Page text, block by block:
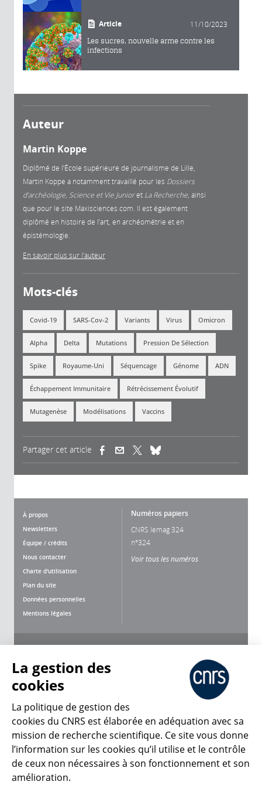
Article 11/10/2023
Les sucres, nouvelle arme contre les
infections
Auteur
Martin Koppe
Diplômé de l’École supérieure de journalisme de Lille,
Martin Koppe a notamment travaillé pour les Dossiers
d’archéologie, Science et Vie Junioret La Recherche, ainsi
que pour le site Maxisciences.com. Il est également
diplômé en histoire de l’art, en archéométrie et en
épistémologie.
En savoir plus sur l'auteur
Mots-clés
Covid-19 SARS-Cov-2 Variants Virus Omicron
Alpha Delta Mutations Pression De Sélection
Spike Royaume-Uni Séquencage Génome ADN
Échappement Immunitaire Rétrécissement Évolutif
Mutagenèse Modélisations Vaccins
Partager cet article (link is external)(link is external)
À propos
Newsletters
Équipe / crédits
Nous contacter
Charte d'utilisation
Plan du site
Données personnelles
Mentions légales
Numéros papiers
CNRS lemag 324
n°324
Voir tous les numéros
CNRS Le Mag
© 2026, CNRS
La gestion des
cookies
La politique de gestion des
cookies du CNRS est élaborée en adéquation avec sa
mission de recherche scientifique. Ce site vous donne
l’information sur les cookies qu’il utilise et le contrôle
de ceux non nécessaires à son fonctionnement et son
amélioration.